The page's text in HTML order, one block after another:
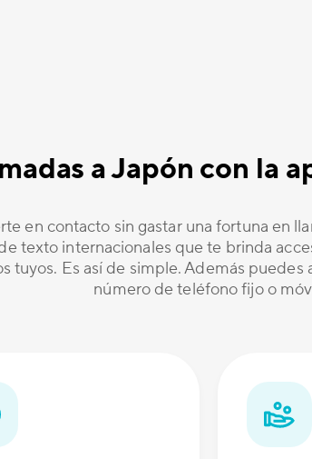
a Japón con la
en contacto sin gastar una fortuna en
texto internacionales que te brinda
tuyos. Es así de simple. Además
número de teléfono fijo o